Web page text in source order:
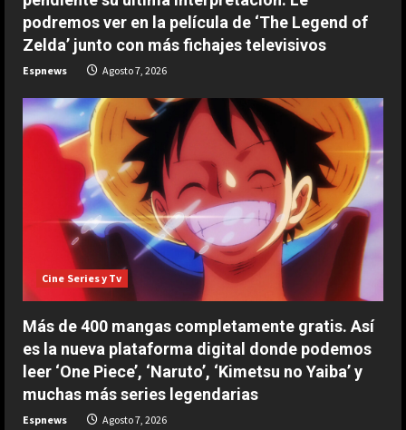
g
podremos ver en la película de ‘The Legend of
Zelda’ junto con más fichajes televisivos
Espnews Agosto 7, 2026
Cine Series y Tv
Más de 400 mangas completamente gratis. Así
es la nueva plataforma digital donde podemos
leer ‘One Piece’, ‘Naruto’, ‘Kimetsu no Yaiba’ y
muchas más series legendarias
Espnews Agosto 7, 2026
2
“Djokovic dice eso porque se está
haciendo mayor”: dura respuesta
de Fonseca a Novak
Agosto 7, 2026
ESPAÑA
Un exnúmero uno sentencia a